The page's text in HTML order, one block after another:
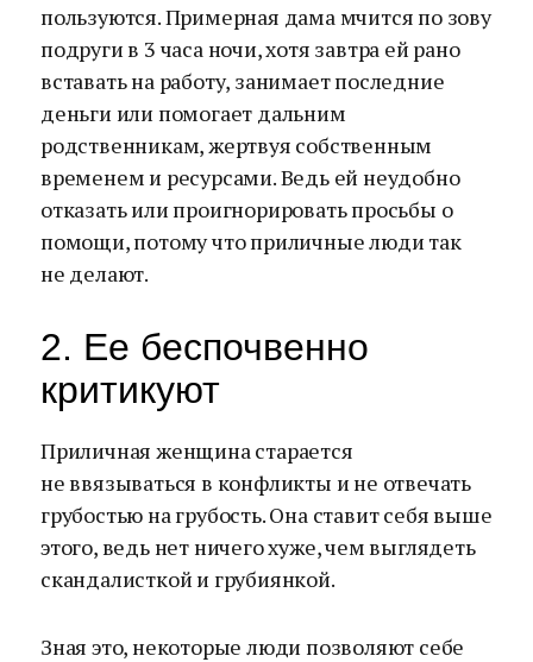
пользуются. Примерная дама мчится по зову
подруги в 3 часа ночи, хотя завтра ей рано
вставать на работу, занимает последние
деньги или помогает дальним
родственникам, жертвуя собственным
временем и ресурсами. Ведь ей неудобно
отказать или проигнорировать просьбы о
помощи, потому что приличные люди так
не делают.
2. Ее беспочвенно
критикуют
Приличная женщина старается
не ввязываться в конфликты и не отвечать
грубостью на грубость. Она ставит себя выше
этого, ведь нет ничего хуже, чем выглядеть
скандалисткой и грубиянкой.
Зная это, некоторые люди позволяют себе